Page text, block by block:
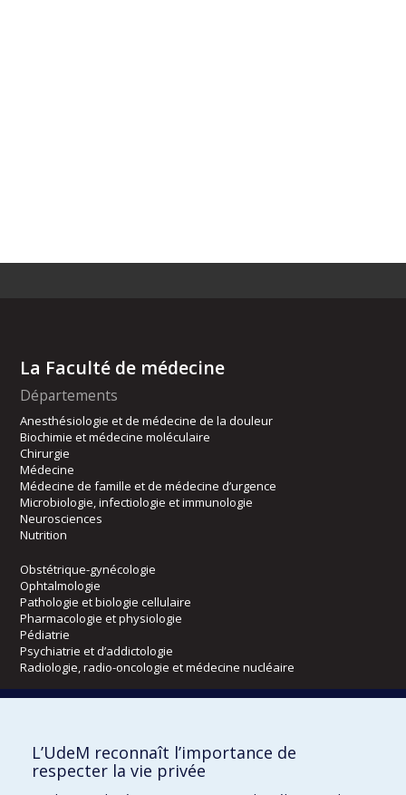
La Faculté de médecine
Départements
Anesthésiologie et de médecine de la douleur
Biochimie et médecine moléculaire
Chirurgie
Médecine
Médecine de famille et de médecine d’urgence
Microbiologie, infectiologie et immunologie
Neurosciences
Nutrition
Obstétrique-gynécologie
Ophtalmologie
Pathologie et biologie cellulaire
Pharmacologie et physiologie
Pédiatrie
Psychiatrie et d’addictologie
Radiologie, radio-oncologie et médecine nucléaire
Kinésiologie et des sciences de l’activité physique
Orthophonie et audiologie
L’UdeM reconnaît l’importance de
respecter la vie privée